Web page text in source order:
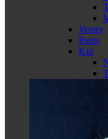
Vestes
Pants
Kid